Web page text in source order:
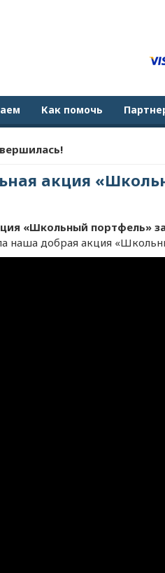
Как помочь
акция
«Школьный портфель»
наша добрая акция